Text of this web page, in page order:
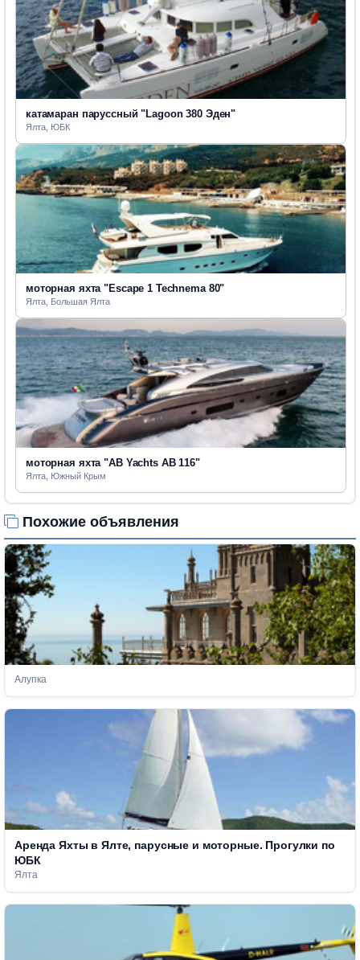
катамаран паруссный "Lagoon 380 Эден"
Ялта, ЮБК
моторная яхта "Escape 1 Technema 80"
Ялта, Большая Ялта
моторная яхта "AB Yachts AB 116"
Ялта, Южный Крым
Похожие объявления
Алупка
Аренда Яхты в Ялте, парусные и моторные. Прогулки по
ЮБК
Ялта